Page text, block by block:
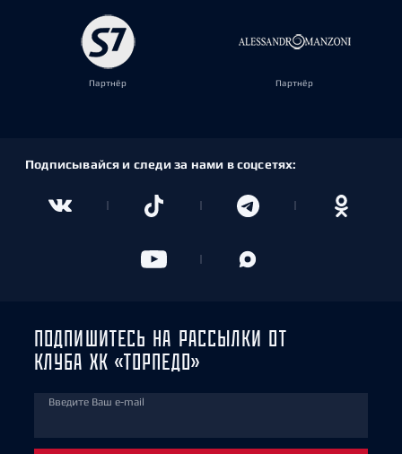
Партнёр Партнёр
Подписывайся и следи за нами в соцсетях:
ПОДПИШИТЕСЬ НА РАССЫЛКИ ОТ
КЛУБА ХК «ТОРПЕДО»
Введите Ваш e-mail